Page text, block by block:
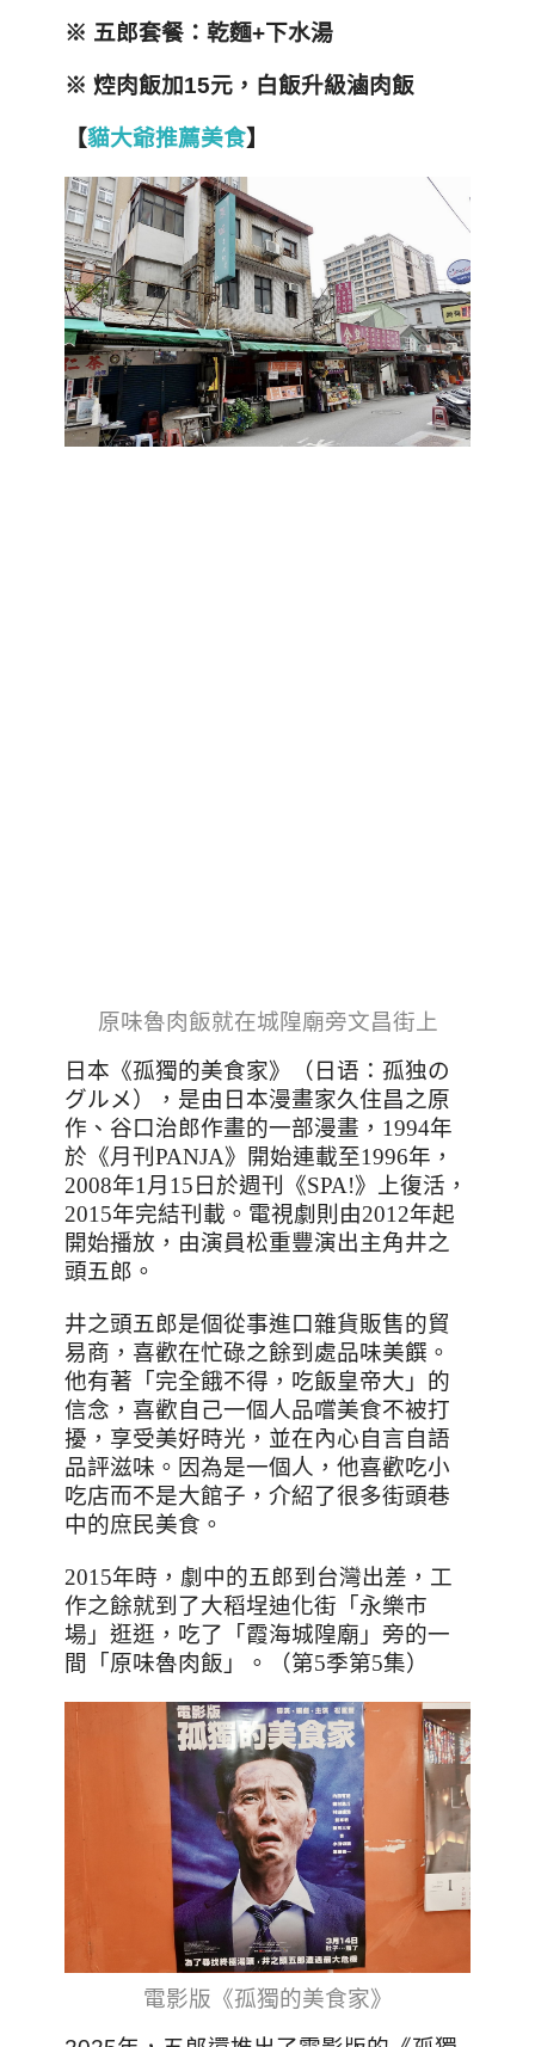
※ 五郎套餐：乾麵+下水湯
※ 焢肉飯加15元，白飯升級滷肉飯
【貓大爺推薦美食】
原味魯肉飯就在城隍廟旁文昌街上
日本《孤獨的美食家》（日语：孤独の
グルメ），是由日本漫畫家久住昌之原
作、谷口治郎作畫的一部漫畫， 1994年
於《月刊 PANJA》開始連載至1996年，
2008年1月 15 日於週刊《SPA!》上復活，
2015年完結刊載。電視劇則由2012年起
開始播放，由演員松重豐演出主角井之
頭五郎。
井之頭五郎是個從事進口雜貨販售的貿
易商，喜歡在忙碌之餘到處品味美饌。
他有著「完全餓不得，吃飯皇帝大」的
信念，喜歡自己一個人品嚐美食不被打
擾，享受美好時光，並在內心自言自語
品評滋味。因為是一個人，他喜歡吃小
吃店而不是大館子，介紹了很多街頭巷
中的庶民美食。
2015年時，劇中的五郎到台灣出差，工
作之餘就到了大稻埕迪化街「永樂市
場」逛逛，吃了「霞海城隍廟」旁的一
間「原味魯肉飯」。（第5季第5集）
電影版《孤獨的美食家》